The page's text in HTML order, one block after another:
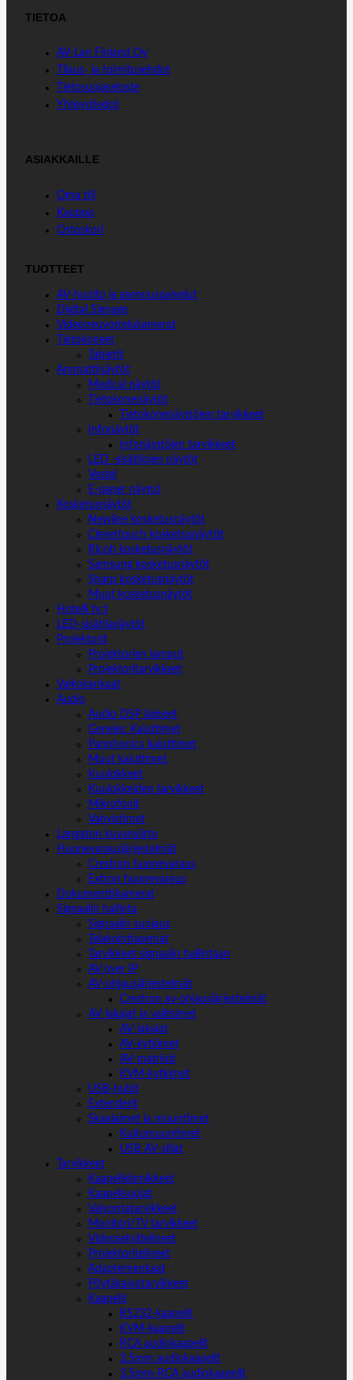
o
o
k
d
I
n
A
p
p
TIETOA
AV-Lan Finland Oy
Tilaus- ja toimitusehdot
Tietosuojaseloste
Yhteystiedot
ASIAKKAILLE
Oma tili
Kauppa
Ostoskori
TUOTTEET
AV-huolto ja asennuspalvelut
Digital Signage
Videoneuvottelukamerat
Tietokoneet
Tabletit
Ammattinäytöt
Medical näytöt
Tietokonenäytöt
Tietokonenäyttöjen tarvikkeet
Infonäytöt
Infonäyttöjen tarvikkeet
LED -sisätilojen näytöt
Vestel
E-paper näyttö
Kosketusnäytöt
Newline kosketusnäytöt
Clevertouch kosketusnäytöt
Ricoh kosketusnäytöt
Samsung kosketusnäytöt
Sharp kosketusnäytöt
Muut kosketusnäytöt
Hotelli tv:t
LED-sisätilanäytöt
Projektorit
Projektorien lamput
Projektoritarvikkeet
Valkokankaat
Audio
Audio DSP laitteet
Genelec Kaiuttimet
Panphonics kaiuttimet
Muut kaiuttimet
Kuulokkeet
Kuulokkeiden tarvikkeet
Mikrofonit
Vahvistimet
Langaton kuvansiirto
Huonevarausjärjestelmät
Crestron huonevaraus
Extron huonevaraus
Dokumenttikamerat
Signaalin hallinta
Signaalin suojaus
Telakointiasemat
Tarvikkeet signaalin hallintaan
AV over IP
AV-ohjausjärjestelmät
Crestron av-ohjausjärjestelmät
AV-jakajat ja valitsimet
AV-jakajat
AV-kytkimet
AV-matriisit
KVM-kytkimet
USB-hubit
Extenderit
Skaalaimet ja muuntimet
Kuitumuuntimet
USB AV-sillat
Tarvikkeet
Kaapelikiinnikkeet
Kaapelisuojat
Valvontatarvikkeet
Monitori/TV tarvikkeet
Videoseinätelineet
Projektoritelineet
Adapterirenkaat
Pöytäkaivotarvikkeet
Kaapelit
RS232-kaapelit
KVM-kaapelit
RCA audiokaapelit
3.5mm audiokaapelit
3.5mm-RCA audiokaapelit